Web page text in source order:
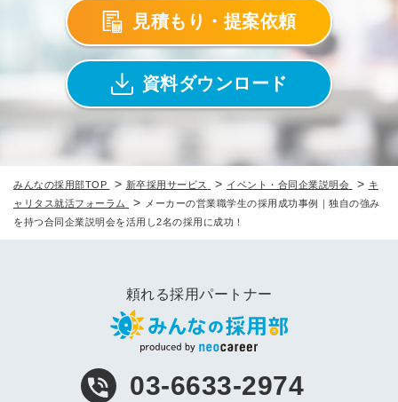
見積もり・提案依頼
資料ダウンロード
みんなの採用部TOP > 新卒採用サービス > イベント・合同企業説明会 > キ
ャリタス就活フォーラム
>
メーカーの営業職学生の採用成功事例｜独自の強み
を持つ合同企業説明会を活用し2名の採用に成功！
頼れる採用パートナー
03-6633-2974